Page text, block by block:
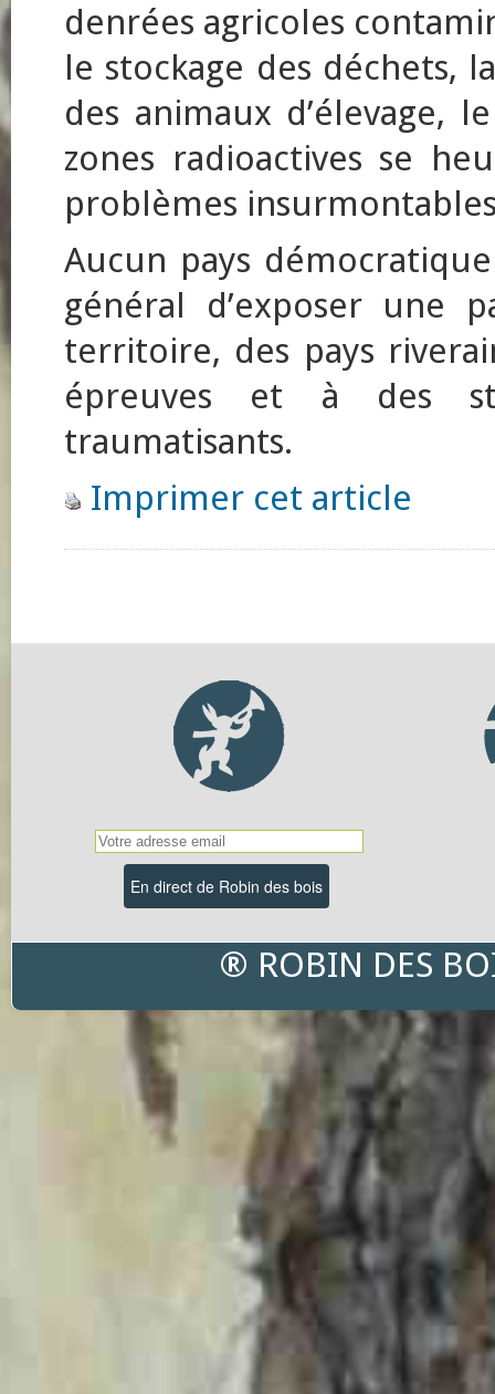
denrées agricoles
le stockage des déchets,
des animaux d’élevage,
zones radioactives se
problèmes
Aucun pays
général d’exposer une
territoire, des pays
épreuves et à des
traumatisants.
Imprimer cet article
® ROBIN DES